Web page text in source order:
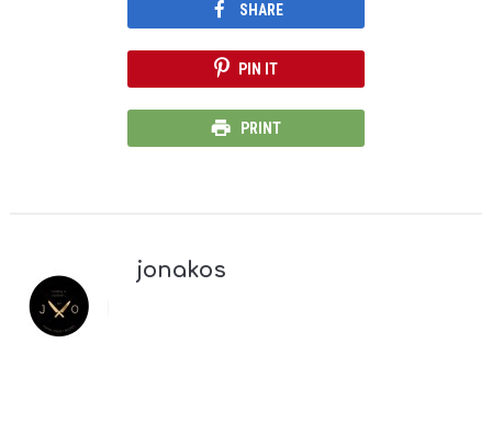
SHARE
PIN IT
PRINT
jonakos